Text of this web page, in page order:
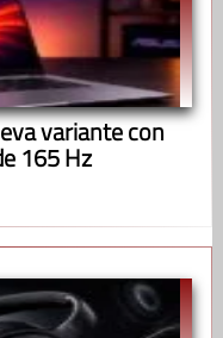
variante con
165 Hz